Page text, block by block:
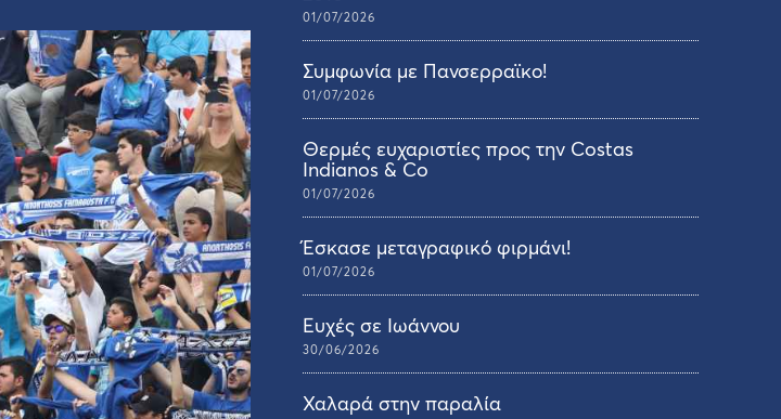
01/07/2026
Συμφωνία με Πανσερραϊκο!
01/07/2026
Θερμές ευχαριστίες προς την Costas
Indianos & Co
01/07/2026
Έσκασε μεταγραφικό φιρμάνι!
01/07/2026
Ευχές σε Ιωάννου
30/06/2026
Χαλαρά στην παραλία